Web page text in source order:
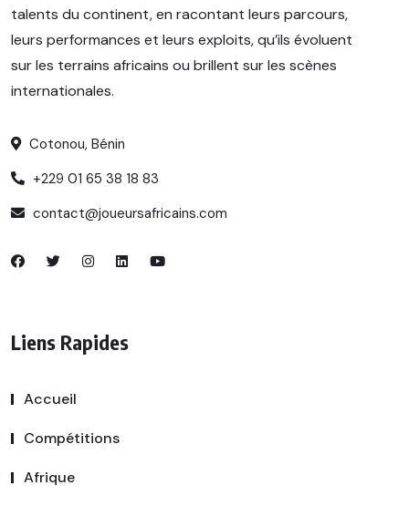
talents du continent, en racontant leurs parcours,
leurs performances et leurs exploits, qu’ils évoluent
sur les terrains africains ou brillent sur les scènes
internationales.
Cotonou, Bénin
+229 01 65 38 18 83
contact@joueursafricains.com
Liens Rapides
Accueil
Compétitions
Afrique